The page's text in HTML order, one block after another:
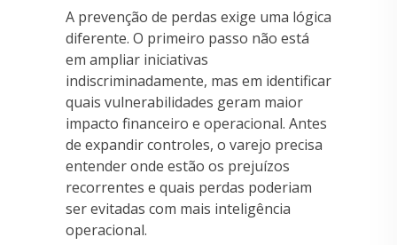
A prevenção de perdas exige uma lógica
diferente. O primeiro passo não está
em ampliar iniciativas
indiscriminadamente, mas em identificar
quais vulnerabilidades geram maior
impacto financeiro e operacional. Antes
de expandir controles, o varejo precisa
entender onde estão os prejuízos
recorrentes e quais perdas poderiam
ser evitadas com mais inteligência
operacional.